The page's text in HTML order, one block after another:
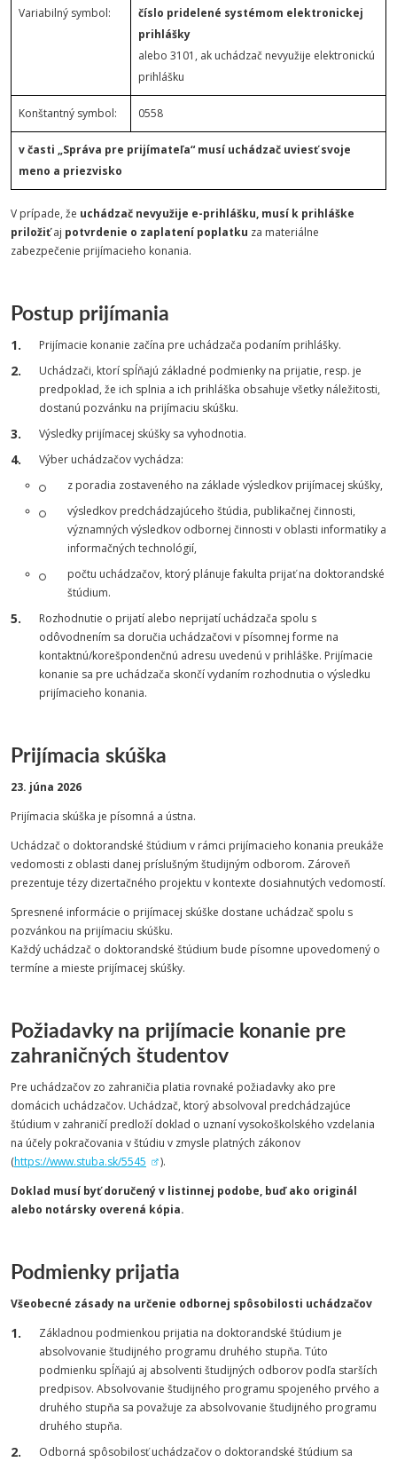
Variabilný symbol:
číslo pridelené systémom elektronickej
prihlášky
alebo 3101, ak uchádzač nevyužije elektronickú
prihlášku
Konštantný symbol: 0558
v časti „Správa pre prijímateľa“ musí uchádzač uviesť svoje
meno a priezvisko
V prípade, že uchádzač nevyužije e-prihlášku, musí k prihláške
priložiťaj potvrdenie o zaplatení poplatku za materiálne
zabezpečenie prijímacieho konania.
Postup prijímania
Prijímacie konanie začína pre uchádzača podaním prihlášky.
Uchádzači, ktorí spĺňajú základné podmienky na prijatie, resp. je
predpoklad, že ich splnia a ich prihláška obsahuje všetky náležitosti,
dostanú pozvánku na prijímaciu skúšku.
Výsledky prijímacej skúšky sa vyhodnotia.
Výber uchádzačov vychádza:
z poradia zostaveného na základe výsledkov prijímacej skúšky,
výsledkov predchádzajúceho štúdia, publikačnej činnosti,
významných výsledkov odbornej činnosti v oblasti informatiky a
informačných technológií,
počtu uchádzačov, ktorý plánuje fakulta prijať na doktorandské
štúdium.
Rozhodnutie o prijatí alebo neprijatí uchádzača spolu s
odôvodnením sa doručia uchádzačovi v písomnej forme na
kontaktnú/korešpondenčnú adresu uvedenú v prihláške. Prijímacie
konanie sa pre uchádzača skončí vydaním rozhodnutia o výsledku
prijímacieho konania.
Prijímacia skúška
23. júna 2026
Prijímacia skúška je písomná a ústna.
Uchádzač o doktorandské štúdium v rámci prijímacieho konania preukáže
vedomosti z oblasti danej príslušným študijným odborom. Zároveň
prezentuje tézy dizertačného projektu v kontexte dosiahnutých vedomostí.
Spresnené informácie o prijímacej skúške dostane uchádzač spolu s
pozvánkou na prijímaciu skúšku.
Každý uchádzač o doktorandské štúdium bude písomne upovedomený o
termíne a mieste prijímacej skúšky.
Požiadavky na prijímacie konanie pre
zahraničných študentov
Pre uchádzačov zo zahraničia platia rovnaké požiadavky ako pre
domácich uchádzačov. Uchádzač, ktorý absolvoval predchádzajúce
štúdium v zahraničí predloží doklad o uznaní vysokoškolského vzdelania
na účely pokračovania v štúdiu v zmysle platných zákonov
(https://www.stuba.sk/5545
).
Doklad musí byť doručený v listinnej podobe, buď ako originál
alebo notársky overená kópia.
Podmienky prijatia
Všeobecné zásady na určenie odbornej spôsobilosti uchádzačov
Základnou podmienkou prijatia na doktorandské štúdium je
absolvovanie študijného programu druhého stupňa. Túto
podmienku spĺňajú aj absolventi študijných odborov podľa starších
predpisov. Absolvovanie študijného programu spojeného prvého a
druhého stupňa sa považuje za absolvovanie študijného programu
druhého stupňa.
Odborná spôsobilosť uchádzačov o doktorandské štúdium sa